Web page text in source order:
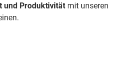
und Produktivität mit unseren